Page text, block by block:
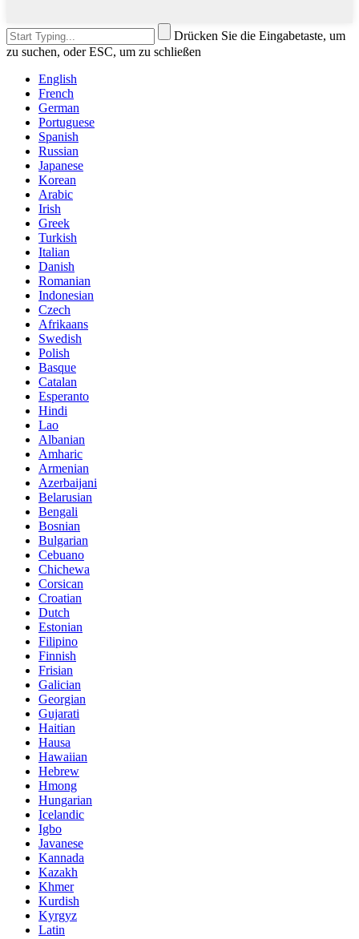
Drücken Sie die Eingabetaste, um
zu suchen, oder ESC, um zu schließen
English
French
German
Portuguese
Spanish
Russian
Japanese
Korean
Arabic
Irish
Greek
Turkish
Italian
Danish
Romanian
Indonesian
Czech
Afrikaans
Swedish
Polish
Basque
Catalan
Esperanto
Hindi
Lao
Albanian
Amharic
Armenian
Azerbaijani
Belarusian
Bengali
Bosnian
Bulgarian
Cebuano
Chichewa
Corsican
Croatian
Dutch
Estonian
Filipino
Finnish
Frisian
Galician
Georgian
Gujarati
Haitian
Hausa
Hawaiian
Hebrew
Hmong
Hungarian
Icelandic
Igbo
Javanese
Kannada
Kazakh
Khmer
Kurdish
Kyrgyz
Latin